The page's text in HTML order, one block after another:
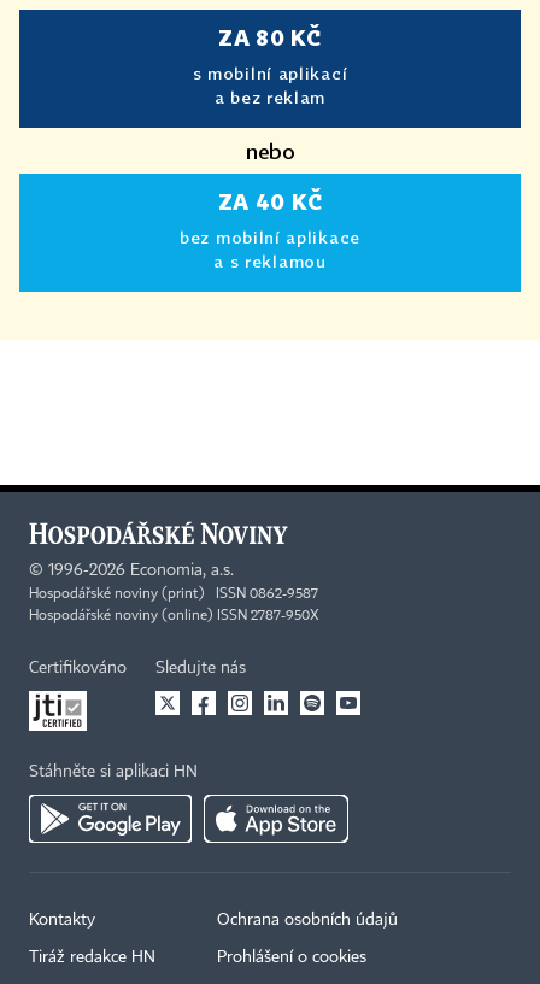
ZA 80 KČ
s mobilní aplikací
a bez reklam
nebo
ZA 40 KČ
bez mobilní aplikace
a s reklamou
© 1996-2026 Economia, a.s.
Hospodářské noviny (print) ISSN 0862-9587
Hospodářské noviny (online) ISSN 2787-950X
Certifikováno Sledujte nás
Stáhněte si aplikaci HN
Kontakty
Tiráž redakce HN
Ochrana osobních údajů
Prohlášení o cookies